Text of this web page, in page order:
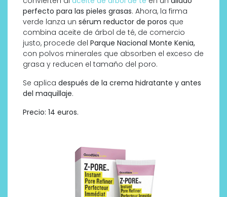
perfecto para las pieles grasas. Ahora, la firma
verde lanza un sérum reductor de poros que
combina aceite de árbol de té, de comercio
justo, procede del Parque Nacional Monte Kenia,
con polvos minerales que absorben el exceso de
grasa y reducen el tamaño del poro.
Se aplica después de la crema hidratante y antes
del maquillaje.
Precio: 14 euros.